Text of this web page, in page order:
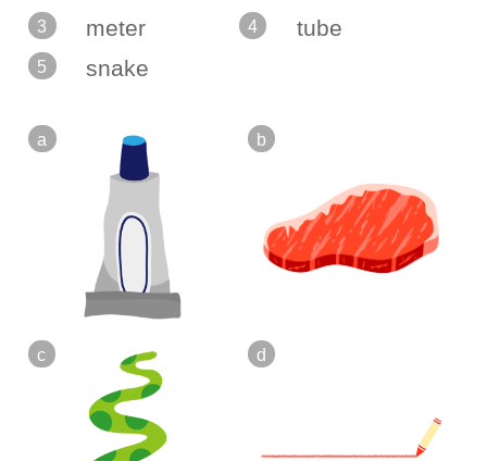
3 meter 4 tube
5 snake
a b
c d